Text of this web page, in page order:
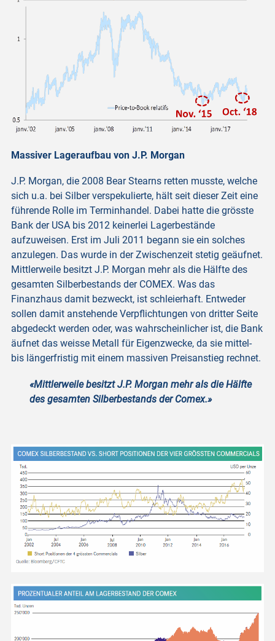
Massiver Lageraufbau von J.P. Morgan
J.P. Morgan, die 2008 Bear Stearns retten musste, welche
sich u.a. bei Silber verspekulierte, hält seit dieser Zeit eine
führende Rolle im Terminhandel. Dabei hatte die grösste
Bank der USA bis 2012 keinerlei Lagerbestände
aufzuweisen. Erst im Juli 2011 begann sie ein solches
anzulegen. Das wurde in der Zwischenzeit stetig geäufnet.
Mittlerweile besitzt J.P. Morgan mehr als die Hälfte des
gesamten Silberbestands der COMEX. Was das
Finanzhaus damit bezweckt, ist schleierhaft. Entweder
sollen damit anstehende Verpflichtungen von dritter Seite
abgedeckt werden oder, was wahrscheinlicher ist, die Bank
äufnet das weisse Metall für Eigenzwecke, da sie mittel-
bis längerfristig mit einem massiven Preisanstieg rechnet.
«Mittlerweile besitzt J.P. Morgan mehr als die Hälfte
des gesamten Silberbestands der Comex.»